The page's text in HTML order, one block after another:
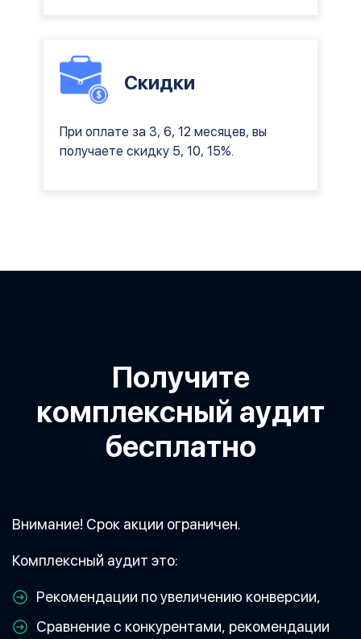
Скидки
При оплате за 3, 6, 12 месяцев, вы
получаете скидку 5, 10, 15%.
Получите
комплексный аудит
бесплатно
Внимание! Срок акции ограничен.
Комплексный аудит это:
Рекомендации по увеличению конверсии,
Сравнение с конкурентами, рекомендации